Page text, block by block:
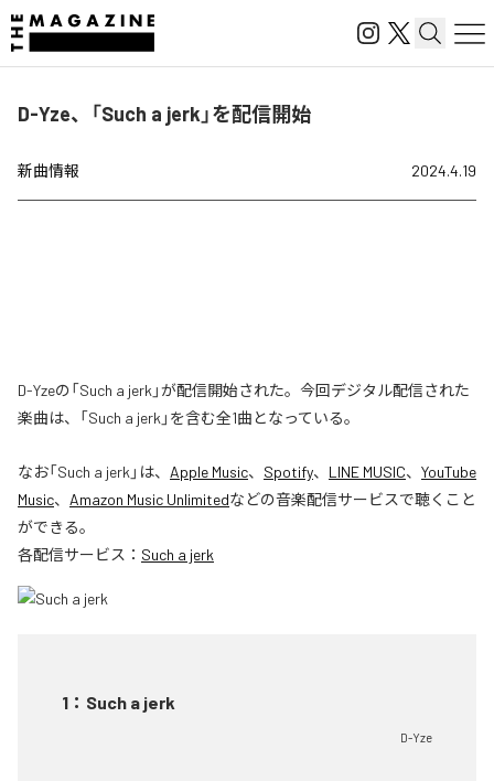
D-Yze、「Such a jerk」を配信開始
新曲情報 2024.4.19
D-Yzeの「Such a jerk」が配信開始された。今回デジタル配信された
楽曲は、「Such a jerk」を含む全1曲となっている。
なお「Such a jerk 」は、 Apple Music、 Spotify、 LINE MUSIC、 YouTube
Music、 Amazon Music Unlimitedなどの音楽配信サービスで聴くこと
ができる。
各配信サービス： Such a jerk
1 ： Such a jerk
D-Yze